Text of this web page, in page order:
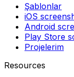
Şablonlar
iOS
Android
Play Store
Projelerim
Resources